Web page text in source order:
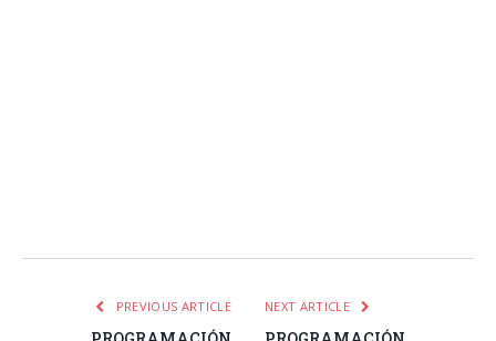
PREVIOUS ARTICLE NEXT ARTICLE